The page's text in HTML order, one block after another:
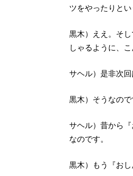
ツをやったりと
黒木）ええ。そ
しゃるように、
サヘル）是非次
黒木）そうなので
サヘル）昔から
なのです。
黒木）もう『お